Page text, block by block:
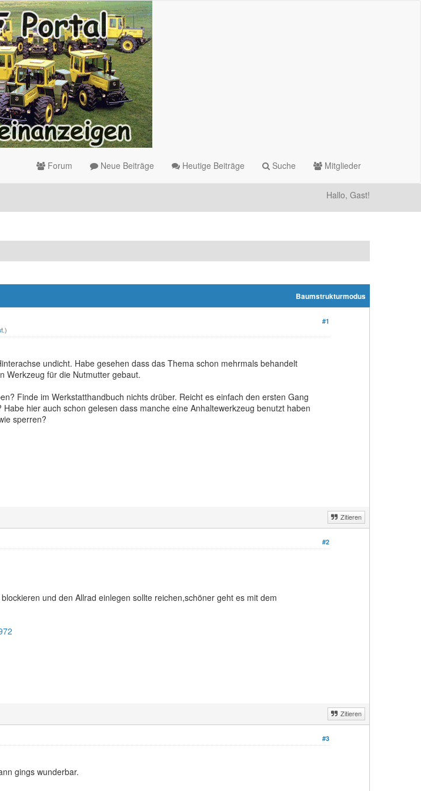
Forum Neue Beiträge Heutige Beiträge Suche Mitglieder
Hallo, Gast!
Baumstrukturmodus
#1
.)
undicht. Habe gesehen dass das Thema schon mehrmals behandelt
Werkzeug für die Nutmutter gebaut.
Finde im Werkstatthandbuch nichts drüber. Reicht es einfach den ersten Gang
hier auch schon gelesen dass manche eine Anhaltewerkzeug benutzt haben
sperren?
Zitieren
#2
und den Allrad einlegen sollte reichen,schöner geht es mit dem
Zitieren
#3
gings wunderbar.